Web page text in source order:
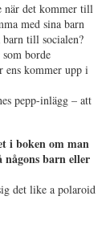
när det kommer till
med sina barn
barn till socialen?
borde
ens kommer upp i
pepp-inlägg – att
i boken om man
barn eller
det like a polaroid